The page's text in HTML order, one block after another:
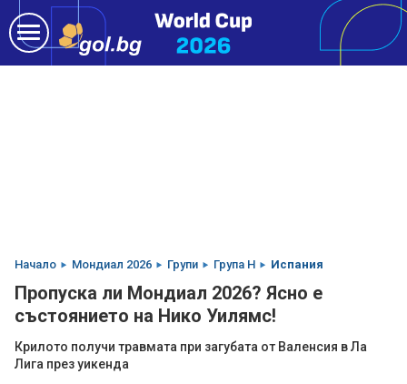
Начало Мондиал 2026 Групи Група H Испания
Пропуска ли Мондиал 2026? Ясно е
състоянието на Нико Уилямс!
Крилото получи травмата при загубата от Валенсия в Ла
Лига през уикенда